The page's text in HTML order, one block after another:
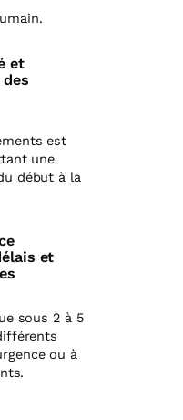
et
est
une
début à la
et
sous 2 à 5
ou à